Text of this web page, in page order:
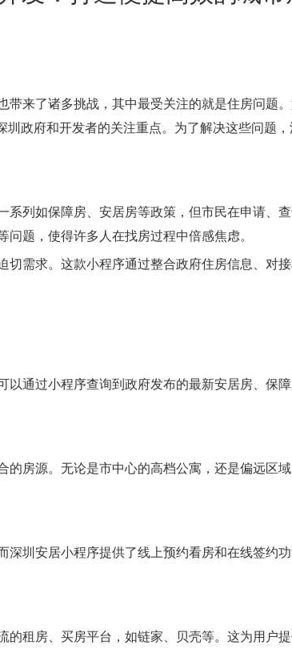
来了诸多挑战，其中最受关注的就是住房问题
政府和开发者的关注重点。为了解决这些问题
列如保障房、安居房等政策，但市民在申请、
题，使得许多人在找房过程中倍感焦虑。
需求。这款小程序通过整合政府住房信息、对
通过小程序查询到政府发布的最新安居房、保
房源。无论是市中心的高档公寓，还是偏远区
圳安居小程序提供了线上预约看房和在线签约
租房、买房平台，如链家、贝壳等。这为用户